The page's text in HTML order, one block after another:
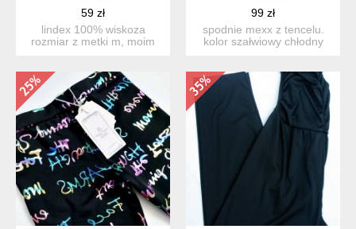
59 zł
lindex 100% wiskoza
rozmiar z metki m, moim
99 zł
spodnie mexx z tencelu.
kolor szałwiowy chłodny